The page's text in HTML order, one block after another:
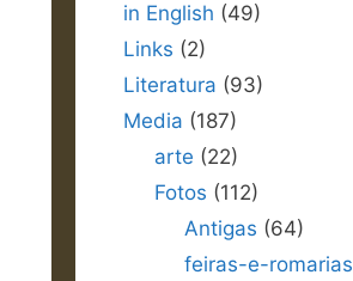
in English (49)
Links (2)
Literatura (93)
Media (187)
arte (22)
Fotos (112)
Antigas (64)
feiras-e-romarias